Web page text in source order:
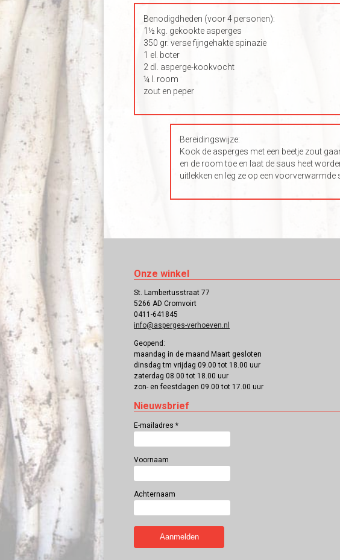
Benodigdheden (voor 4 personen):
1½ kg. gekookte asperges
350 gr. verse fijngehakte spinazie
1 el. boter
2 dl. asperge-kookvocht
¼ l. room
zout en peper
Bereidingswijze:
Kook de asperges met een beetje zout
en de room toe en laat de saus heet
uitlekken en leg ze op een
Onze winkel
St. Lambertusstraat 77
5266 AD Cromvoirt
0411-641845
info@asperges-verhoeven.nl
Geopend:
maandag in de maand Maart gesloten
dinsdag tm vrijdag 09.00 tot 18.00 uur
zaterdag 08.00 tot 18.00 uur
zon- en feestdagen 09.00 tot 17.00 uur
Nieuwsbrief
E-mailadres *
Voornaam
Achternaam